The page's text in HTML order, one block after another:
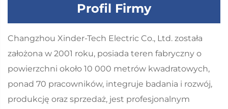
Profil Firmy
Changzhou Xinder-Tech Electric Co., Ltd. została
założona w 2001 roku, posiada teren fabryczny o
powierzchni około 10 000 metrów kwadratowych,
ponad 70 pracowników, integruje badania i rozwój,
produkcję oraz sprzedaż, jest profesjonalnym